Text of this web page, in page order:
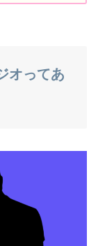
オってあ